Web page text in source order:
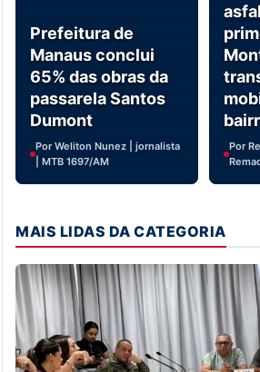
Prefeitura de
Manaus conclui
65% das obras da
passarela Santos
Dumont
Por Weliton Nunez | jornalista
| MTB 1697/AM
Por
MAIS LIDAS DA CATEGORIA